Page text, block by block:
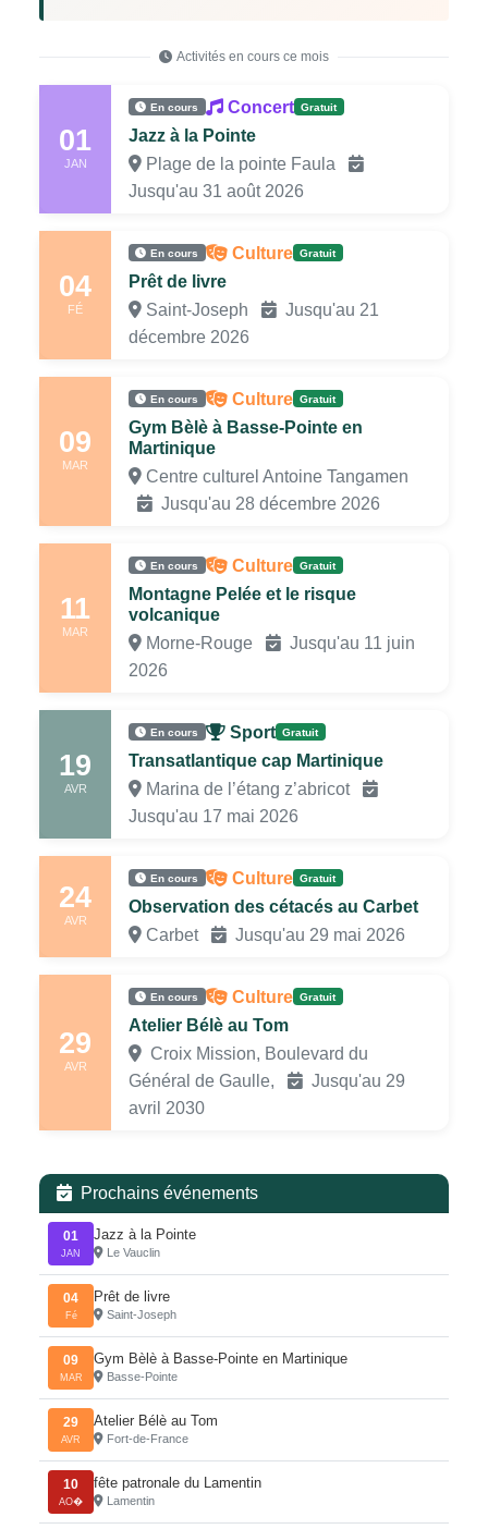
Activités en cours ce mois
01
JAN
En cours Concert Gratuit
Jazz à la Pointe
Plage de la pointe Faula
Jusqu'au 31 août 2026
04
FÉ
En cours Culture Gratuit
Prêt de livre
Saint-Joseph
Jusqu'au 21
décembre 2026
09
MAR
En cours Culture Gratuit
Gym Bèlè à Basse-Pointe en
Martinique
Centre culturel Antoine Tangamen
Jusqu'au 28 décembre 2026
11
MAR
En cours Culture Gratuit
Montagne Pelée et le risque
volcanique
Morne-Rouge
Jusqu'au 11 juin
2026
19
AVR
En cours Sport Gratuit
Transatlantique cap Martinique
Marina de l’étang z’abricot
Jusqu'au 17 mai 2026
24
AVR
En cours Culture Gratuit
Observation des cétacés au Carbet
Carbet
Jusqu'au 29 mai 2026
29
AVR
En cours Culture Gratuit
Atelier Bélè au Tom
Croix Mission, Boulevard du
Général de Gaulle,
Jusqu'au 29
avril 2030
Prochains événements
01
JAN
Jazz à la Pointe
Le Vauclin
04
Fé
Prêt de livre
Saint-Joseph
09
MAR
Gym Bèlè à Basse-Pointe en Martinique
Basse-Pointe
29
AVR
Atelier Bélè au Tom
Fort-de-France
10
AO�
fête patronale du Lamentin
Lamentin